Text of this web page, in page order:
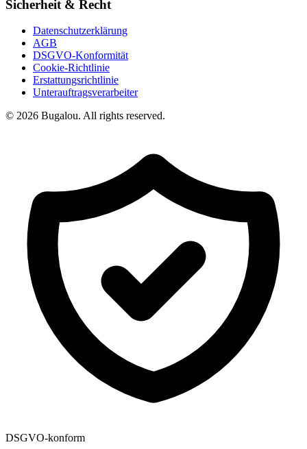
Sicherheit & Recht
Datenschutzerklärung
AGB
DSGVO-Konformität
Cookie-Richtlinie
Erstattungsrichtlinie
Unterauftragsverarbeiter
© 2026 Bugalou. All rights reserved.
DSGVO-konform